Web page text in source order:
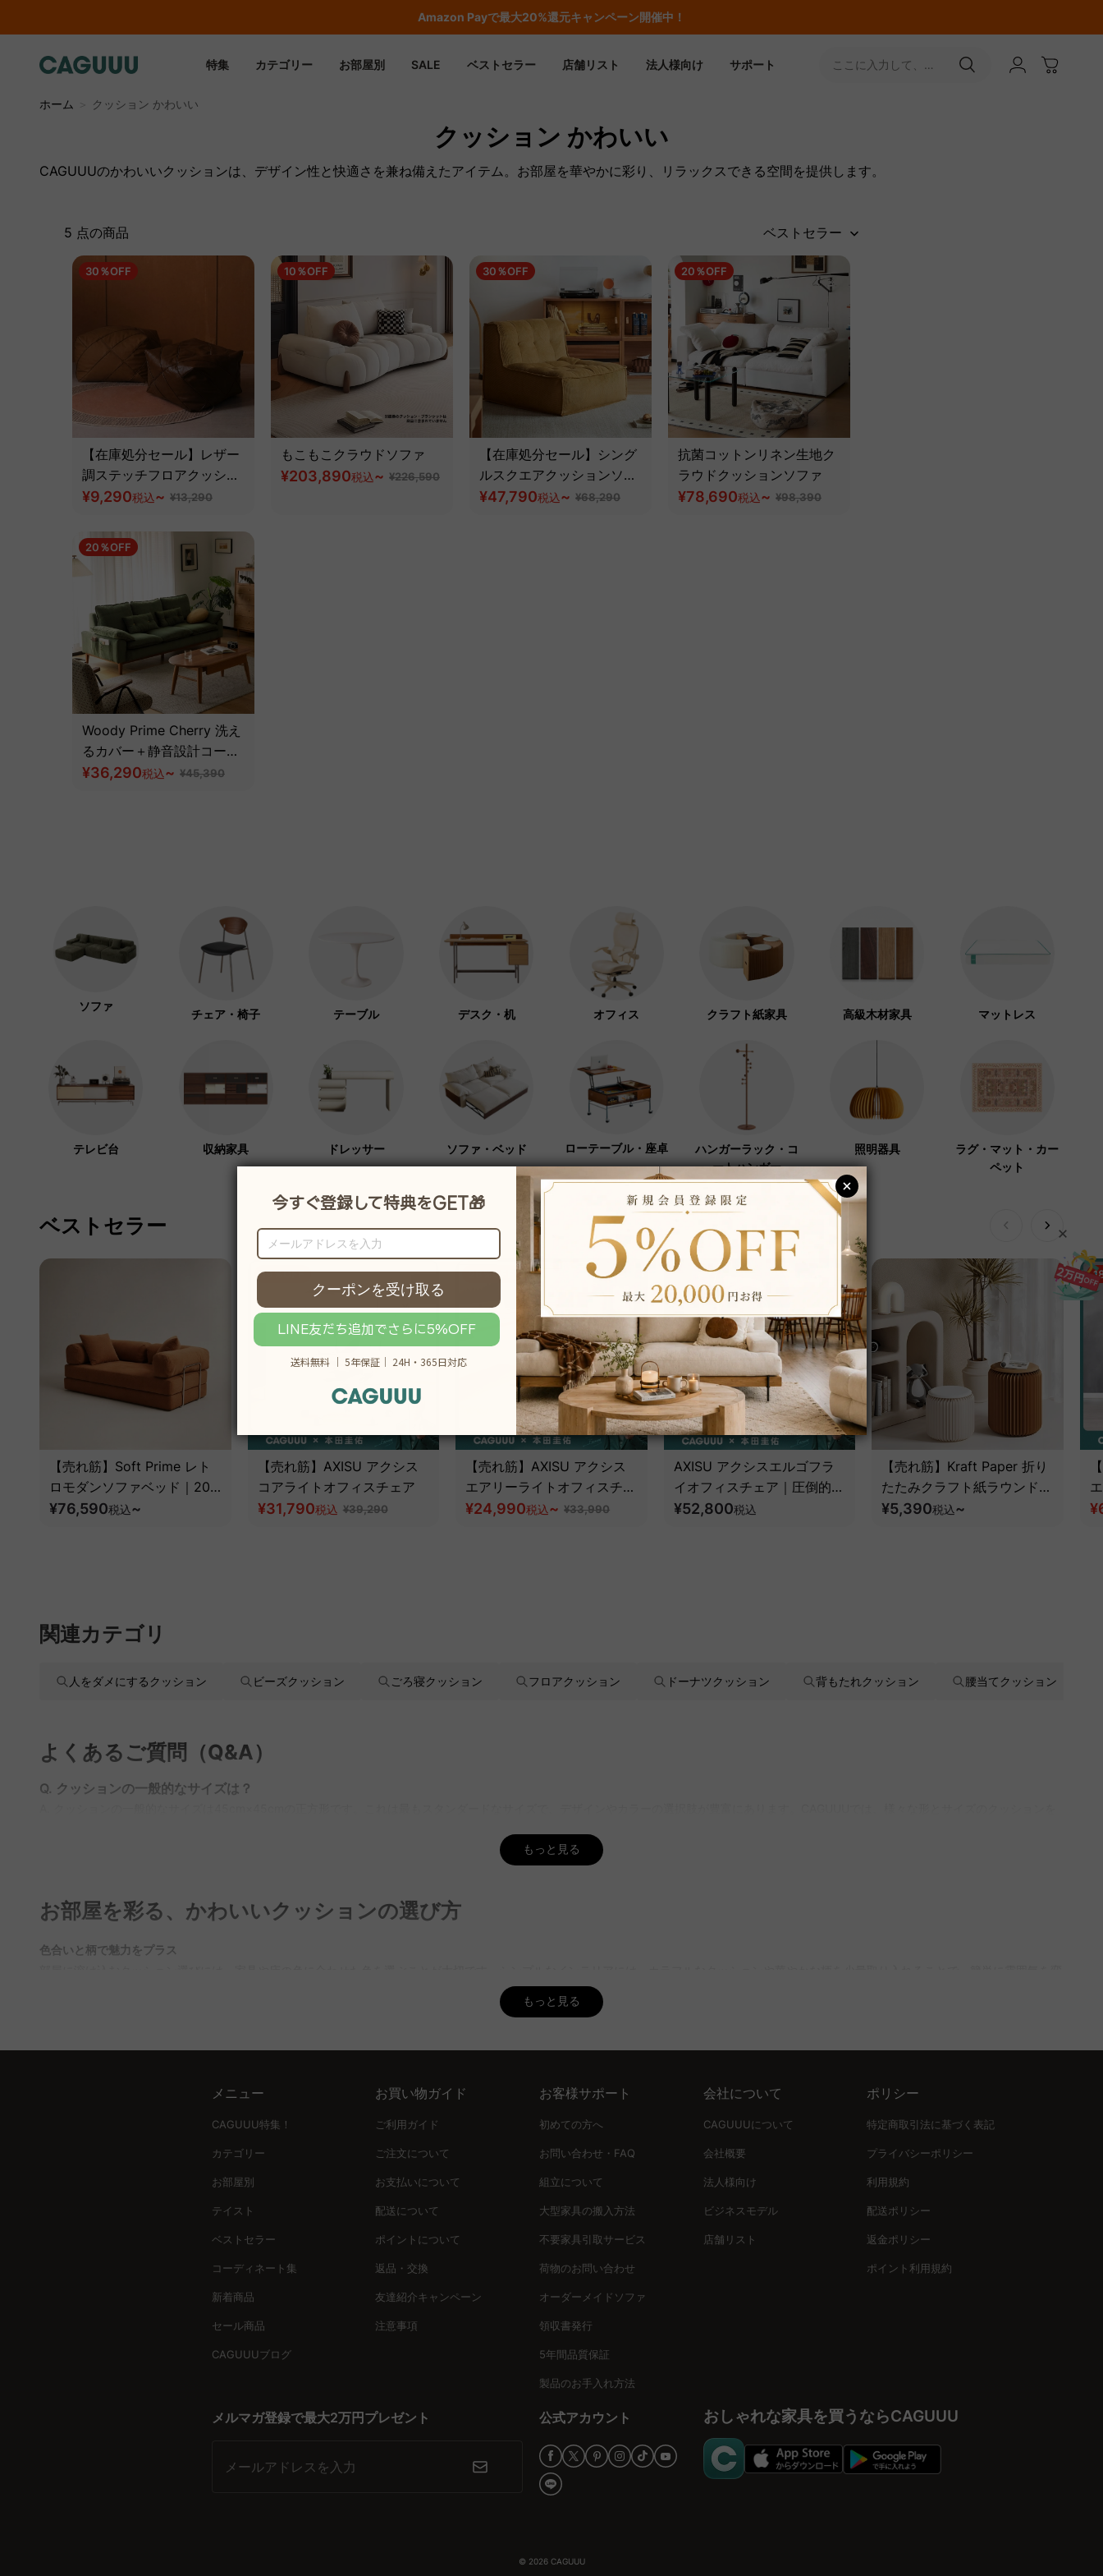
Amazon Payで最大20%還元キャンペーン開催中！
特集 カテゴリー お部屋別 SALE ベストセラー 店舗リスト 法人様向け サポート
ここに入力して、
ホーム
クッション かわいい
クッション かわいい
CAGUUUのかわいいクッションは、デザイン性と快適さを兼ね備えたアイテム。お部屋を華やかに彩り、リラックスできる空間を提供します。
5 点の商品 ベストセラー
30％OFF
【在庫処分セール】レザー
調ステッチフロアクッショ
ン
¥9,290税込~ ¥13,290
10％OFF
もこもこクラウドソファ
¥203,890税込~ ¥226,590
30％OFF
【在庫処分セール】シング
ルスクエアクッションソフ
ァ
¥47,790税込~ ¥68,290
20％OFF
抗菌コットンリネン生地ク
ラウドクッションソファ
¥78,690税込~ ¥98,390
20％OFF
Woody Prime Cherry 洗え
るカバー＋静音設計コーデ
ュロイクッションソファ
¥36,290税込~ ¥45,390
ソファ
チェア・椅子 テーブル デスク・机 オフィス クラフト紙家具 高級木材家具 マットレス
テレビ台 収納家具 ドレッサー ソファ・ベッド ローテーブル・座卓
ハンガーラック・コ
ートハンガー
照明器具
ラグ・マット・カー
ペット
ベストセラー
【売れ筋】Soft Prime レト
ロモダンソファベッド｜20
色以上から選べるコーデュロ
¥76,590税込~
19％OFF
【売れ筋】AXISU アクシス
コアライトオフィスチェア
¥31,790税込 ¥39,290
26％OFF
【売れ筋】AXISU アクシス
エアリーライトオフィスチェ
ア
¥24,990税込~ ¥33,990
AXISU アクシスエルゴフラ
イオフィスチェア｜圧倒的な
追従機能とフルサポート構造
¥52,800税込
【売れ筋】Kraft Paper 折り
たたみクラフト紙ラウンドス
ツール
¥5,390税込~
関連カテゴリ
人をダメにするクッション ビーズクッション ごろ寝クッション フロアクッション ドーナツクッション 背もたれクッション 腰当てクッション
よくあるご質問（Q&A）
Q. クッションの一般的なサイズは？
ルショールームでは、様々なサイズのクッションカバーを試すことができ、部屋のスタイルに合わせて最適なものを選ぶことができます。
Q. クッションの色はどうやって選べばいいですか？
CAGUUUでは高品質な素材を用いたクッションを多数取り揃えており、選び方に迷った際には無料インテリア提案「MyCoordi」を活用すると良いでしょう。
もっと見る
お部屋を彩る、かわいいクッションの選び方
色合いと柄で魅力をプラス
季節に合わせた素材選びは、部屋の雰囲気を大きく左右します。夏は涼しげなリネンやコットン、冬は暖かみのあるコーデュロイやファーを選ぶことで、季節感を簡単に演出することができます。
CAGUUUのクッションは、おしゃれで高品質な素材を用い、耐久性も優れています。直接ECモデルによる手頃な価格と、5年品質保証が付いているため、安心して購入できます。ぜひ、無料インテリ
ア提案サービス「MyCoordi」を利用して、自分だけの素敵な空間を作り上げてみましょう。
もっと見る
メニュー
CAGUUU特集！
カテゴリー
お部屋別
テイスト
ベストセラー
コーディネート集
新着商品
セール商品
CAGUUUブログ
お買い物ガイド
ご利用ガイド
ご注文について
お支払いについて
配送について
ポイントについて
返品・交換
友達紹介キャンペーン
注意事項
お客様サポート
初めての方へ
お問い合わせ・FAQ
組立について
大型家具の搬入方法
不要家具引取サービス
荷物のお問い合わせ
オーダーメイドソファ
領収書発行
5年間品質保証
製品のお手入れ方法
会社について
CAGUUUについて
会社概要
法人様向け
ビジネスモデル
店舗リスト
ポリシー
特定商取引法に基づく表記
プライバシーポリシー
利用規約
配送ポリシー
返金ポリシー
ポイント利用規約
メルマガ登録で最大2万円プレゼント
メールアドレスを入力
公式アカウント おしゃれな家具を買うならCAGUUU
© 2026 CAGUUU